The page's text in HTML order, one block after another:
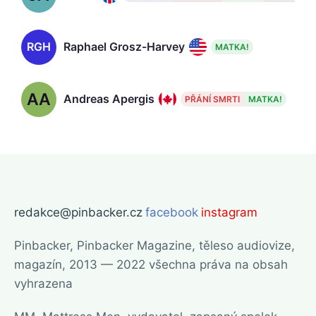
RGH Raphael Grosz-Harvey MATKA!
AA Andreas Apergis PŘÁNÍ SMRTI MATKA!
redakce@pinbacker.cz facebook instagram
Pinbacker, Pinbacker Magazine, těleso audiovize,
magazín, 2013 — 2022 všechna práva na obsah
vyhrazena